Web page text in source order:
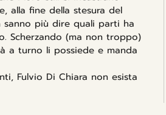
alla fine della stesura del
sanno più dire quali parti ha
Scherzando (ma non troppo)
a turno li possiede e manda
Fulvio Di Chiara non esista